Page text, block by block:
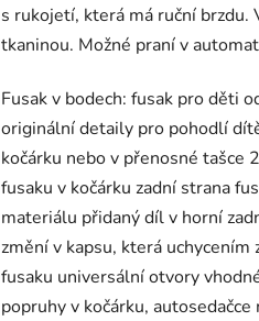
s ruko­jetí, která má ruční
tkani­nou. Možné praní v
Fusak v bodech: fusak pro děti
originální detaily pro pohodlí
kočárku nebo v přenosné tašce
fusaku v kočárku zadní strana
materiálu přidaný díl v horní
změní v kapsu, která uchycením
fusaku universální otvory
popruhy v kočárku,